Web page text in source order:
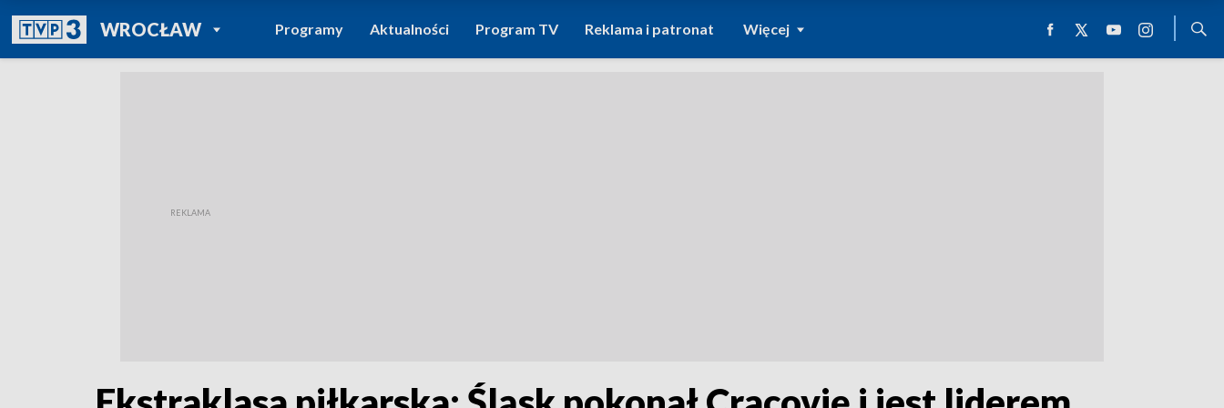
WROCŁAWPOWRÓT DO
TVP REGIONY
Programy Aktualności Program TV Reklama i patronat Więcej